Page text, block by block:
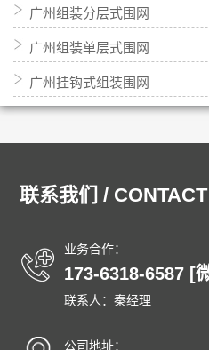
广州组装分层式围网
广州组装单层式围网
广州挂钩式组装围网
联系我们 /
业务合作：
173-6318-6587 [
联系人：秦经理
公司地址：